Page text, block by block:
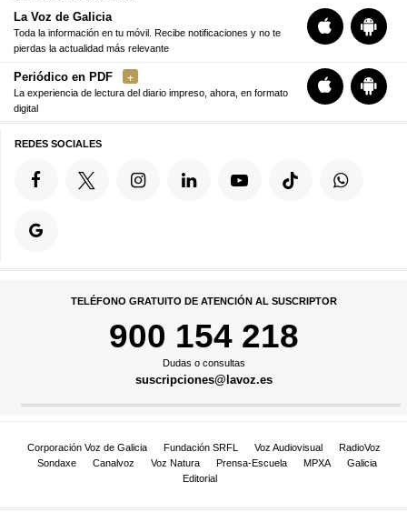
La Voz de Galicia
Toda la información en tu móvil. Recibe notificaciones y no te
pierdas la actualidad más relevante
Periódico en PDF
La experiencia de lectura del diario impreso, ahora, en formato
digital
REDES SOCIALES
TELÉFONO GRATUITO DE ATENCIÓN AL SUSCRIPTOR
900 154 218
Dudas o consultas
suscripciones@lavoz.es
Corporación Voz de Galicia Fundación SRFL Voz Audiovisual
RadioVoz
Sondaxe
Canalvoz Voz Natura Prensa-Escuela MPXA
Galicia
Editorial